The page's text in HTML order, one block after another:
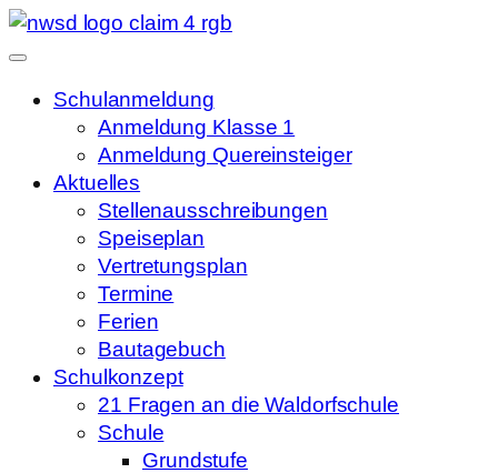
Schulanmeldung
Anmeldung Klasse 1
Anmeldung Quereinsteiger
Aktuelles
Stellenausschreibungen
Speiseplan
Vertretungsplan
Termine
Ferien
Bautagebuch
Schulkonzept
21 Fragen an die Waldorfschule
Schule
Grundstufe